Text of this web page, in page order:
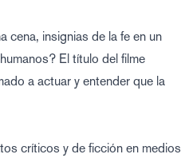
cena, insignias de la fe en un
El título del filme
a actuar y entender que la
críticos y de ficción en medios